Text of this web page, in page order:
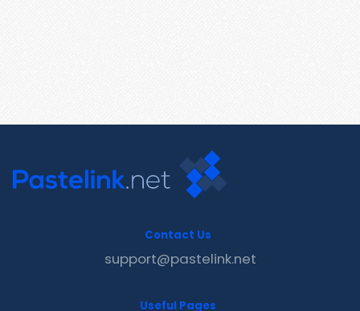
Contact Us
support@pastelink.net
Useful Pages